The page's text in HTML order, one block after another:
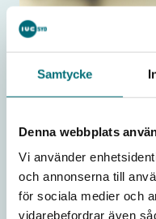
Samtycke
Denna webbplats
Vi använder
och annonserna till
för sociala medier och
vidarebefordrar även